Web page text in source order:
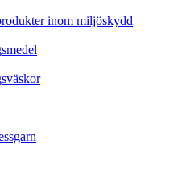
inom miljöskydd